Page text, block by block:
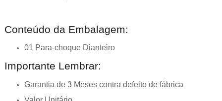
Conteúdo da Embalagem:
01 Para-choque Dianteiro
Importante Lembrar:
Garantia de 3 Meses contra defeito de fábrica